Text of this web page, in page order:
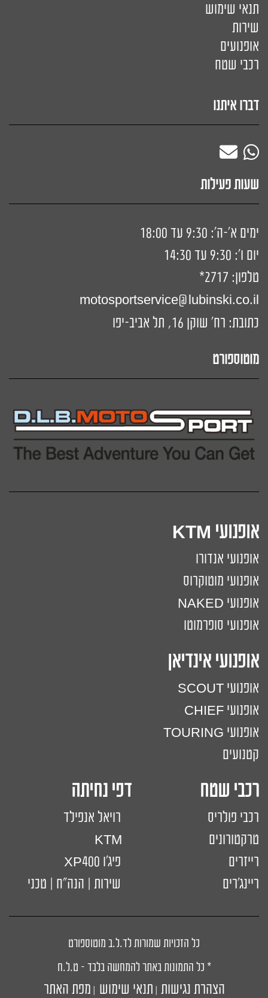
תנאי שימוש
שירות
אופנועים
רכבי שטח
דברו איתנו
שעות פעילות
ימים א'-ה': 9:30 עד 18:00
יום ו': 9:30 עד 14:30
טלפון: 2717*
motosportservice@lubinski.co.il
כתובת: רח' שוקן 16, תל אביב-יפו
מוטוספורט
אופנועי KTM
אופנועי אנדורו
אופנועי מוטוקרוס
אופנועי NAKED
אופנועי סופרמוטו
אופנועי אינדיאן
אופנועי SCOUT
אופנועי CHIEF
אופנועי TOURING
קטנועים
רכבי שטח דפי נחיתה
רכבי פולריס
רויאל אנפילד
טרקטורונים
רייזרים
פיג'ו XP400
ריינג'רים
שירות | הנה"ח | טכני
כל הזכויות שמורות לד.ל.ב מוטוספורט
* כל התמונות באתר להמחשה בלבד – ט.ל.ח
הצהרת נגישות תנאי שימוש מפת האתר